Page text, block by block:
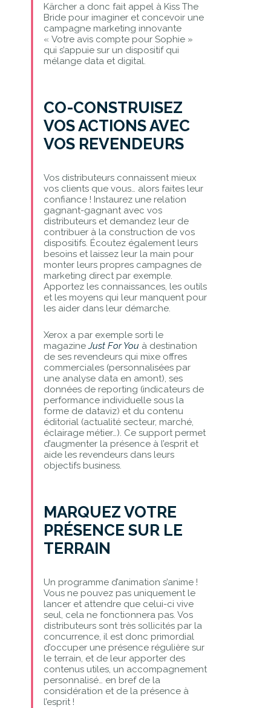
Kärcher a donc fait appel à Kiss The
Bride pour imaginer et concevoir une
campagne marketing innovante
« Votre avis compte pour Sophie »
qui s’appuie sur un dispositif qui
mélange data et digital.
CO-CONSTRUISEZ
VOS ACTIONS AVEC
VOS REVENDEURS
Vos distributeurs connaissent mieux
vos clients que vous… alors faites leur
confiance ! Instaurez une relation
gagnant-gagnant avec vos
distributeurs et demandez leur de
contribuer à la construction de vos
dispositifs. Écoutez également leurs
besoins et laissez leur la main pour
monter leurs propres campagnes de
marketing direct par exemple.
Apportez les connaissances, les outils
et les moyens qui leur manquent pour
les aider dans leur démarche.
Xerox a par exemple sorti le
magazineJust For You à destination
de ses revendeurs qui mixe offres
commerciales (personnalisées par
une analyse data en amont), ses
données de reporting (indicateurs de
performance individuelle sous la
forme de dataviz) et du contenu
éditorial (actualité secteur, marché,
éclairage métier…). Ce support permet
d’augmenter la présence à l’esprit et
aide les revendeurs dans leurs
objectifs business.
MARQUEZ VOTRE
PRÉSENCE SUR LE
TERRAIN
Un programme d’animation s’anime !
Vous ne pouvez pas uniquement le
lancer et attendre que celui-ci vive
seul, cela ne fonctionnera pas. Vos
distributeurs sont très sollicités par la
concurrence, il est donc primordial
d’occuper une présence régulière sur
le terrain, et de leur apporter des
contenus utiles, un accompagnement
personnalisé… en bref de la
considération et de la présence à
l’esprit !